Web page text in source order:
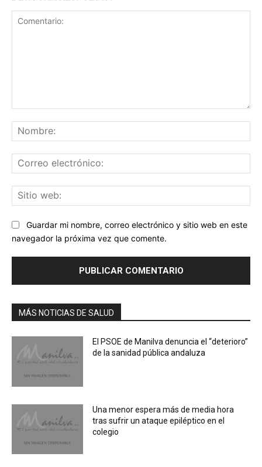
Guardar mi nombre, correo electrónico y sitio web en este
navegador la próxima vez que comente.
MÁS NOTICIAS DE SALUD
El PSOE de Manilva denuncia el “deterioro”
de la sanidad pública andaluza
Una menor espera más de media hora
tras sufrir un ataque epiléptico en el
colegio